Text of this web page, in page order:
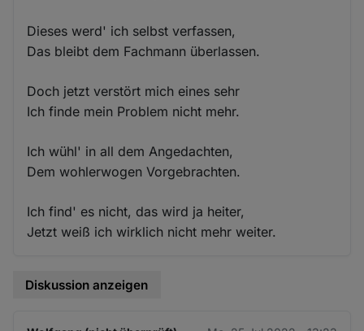
Dieses werd' ich selbst verfassen,
Das bleibt dem Fachmann überlassen.
Doch jetzt verstört mich eines sehr
Ich finde mein Problem nicht mehr.
Ich wühl' in all dem Angedachten,
Dem wohlerwogen Vorgebrachten.
Ich find' es nicht, das wird ja heiter,
Jetzt weiß ich wirklich nicht mehr weiter.
Diskussion anzeigen